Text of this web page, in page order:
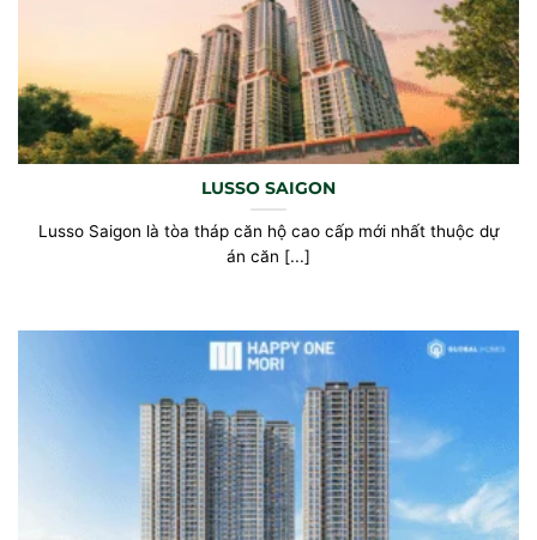
LUSSO SAIGON
Lusso Saigon là tòa tháp căn hộ cao cấp mới nhất thuộc dự
án căn [...]